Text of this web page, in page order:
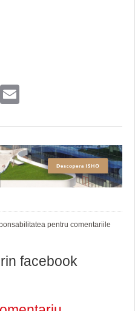
WhatsApp
pentru comentariile
facebook